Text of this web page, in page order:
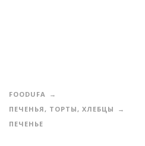
FOODUFA
ПЕЧЕНЬЯ, ТОРТЫ, ХЛЕБЦЫ
ПЕЧЕНЬЕ